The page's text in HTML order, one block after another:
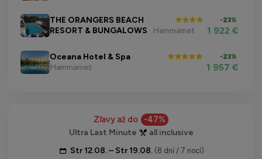
THE ORANGERS BEACH
RESORT & BUNGALOWS · Hammamet
-23%
1 922 €
Oceana Hotel & Spa ·
Hammamet
-23%
1 957 €
Zľavy až do -47%
Ultra Last Minute
all inclusive
Str 12.08. – Str 19.08. (8 dní / 7 nocí)